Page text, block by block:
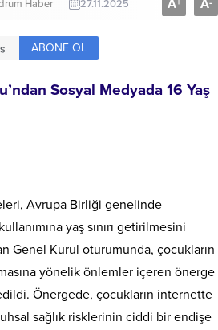
Haber 27.11.2025 A+ A-
ABONE OL
Sosyal Medyada 16 Yaş
Avrupa Birliği genelinde
yaş sınırı getirilmesini
Genel Kurul oturumunda, çocukların
yönelik önlemler içeren önerge
Önergede, çocukların internette
sağlık risklerinin ciddi bir endişe